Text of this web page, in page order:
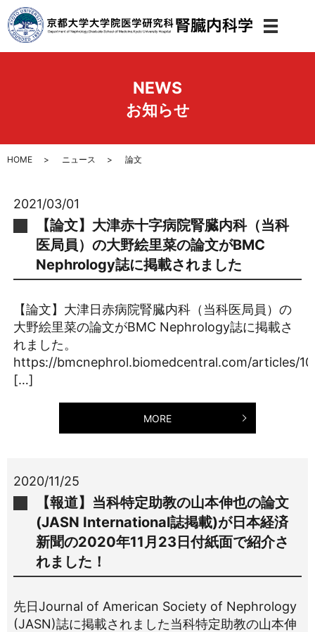
NEWS
お知らせ
HOME ニュース 論文
2021/03/01
【論文】大津赤十字病院腎臓内科（当科
医局員）の大野絵里菜の論文がBMC
Nephrology誌に掲載されました
【論文】大津日赤病院腎臓内科（当科医局員）の
大野絵里菜の論文がBMC Nephrology誌に掲載さ
れました。
https://bmcnephrol.biomedcentral.com/articles/
[…]
MORE
2020/11/25
【報道】当科特定助教の山本伸也の論文
(JASN International誌掲載)が日本経済
新聞の2020年11月23日付紙面で紹介さ
れました！
先日Journal of American Society of Nephrology
(JASN)誌に掲載されました当科特定助教の山本伸